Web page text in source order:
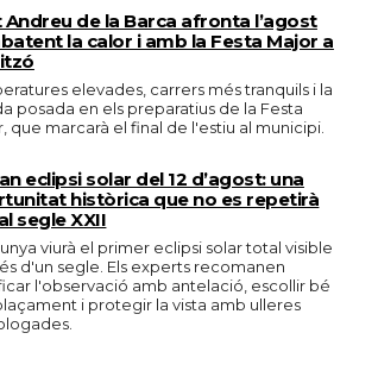
Andreu de la Barca afronta l’agost
la calor i amb la Festa Major a
elevades, carrers més tranquils i la
posada en els preparatius de la Festa
que marcarà el final de l'estiu al municipi.
eclipsi solar del 12 d’agost: una
històrica que no es repetirà
segle XXII
viurà el primer eclipsi solar total visible
d'un segle. Els experts recomanen
l'observació amb antelació, escollir bé
i protegir la vista amb ulleres